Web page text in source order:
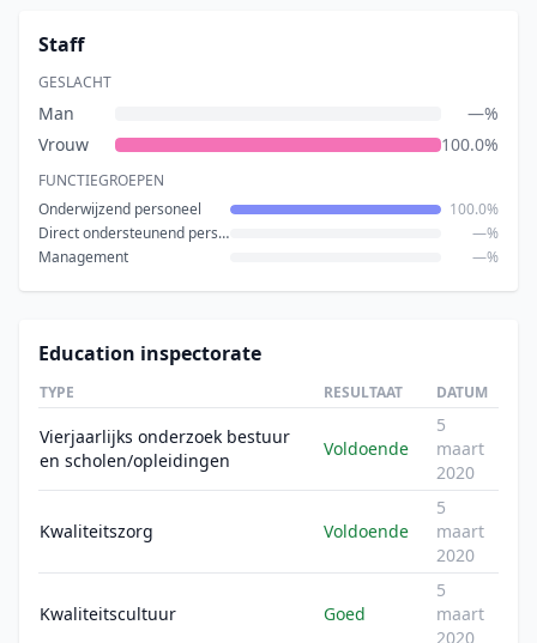
Staff
GESLACHT
Man
—%
Vrouw
100.0%
FUNCTIEGROEPEN
Onderwijzend personeel
100.0%
Direct ondersteunend personeel
—%
Management
—%
Education inspectorate
TYPE RESULTAAT DATUM
Vierjaarlijks onderzoek bestuur
en scholen/opleidingen
Voldoende
5
maart
2020
Kwaliteitszorg Voldoende
5
maart
2020
Kwaliteitscultuur Goed
5
maart
2020